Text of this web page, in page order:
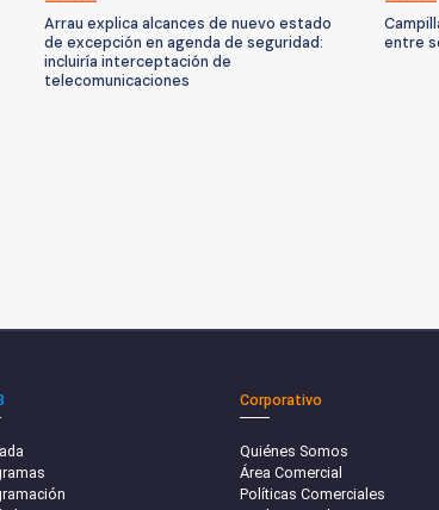
Arrau explica alcances de nuevo estado
de excepción en agenda de seguridad:
incluiría interceptación de
telecomunicaciones
entre
Corporativo
Quiénes Somos
Área Comercial
Políticas Comerciales